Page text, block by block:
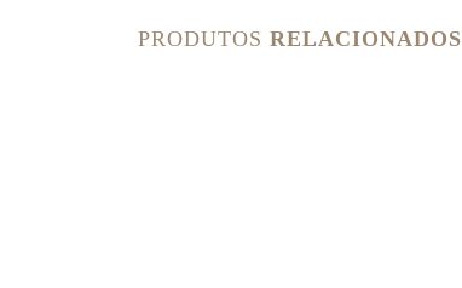
PRODUTOS RELACIONADOS